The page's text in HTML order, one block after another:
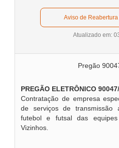
Aviso de
Atualizado em:
Pregão
PREGÃO ELETRÔNICO
Contratação de empresa
de serviços de
futebol e futsal das
Vizinhos.